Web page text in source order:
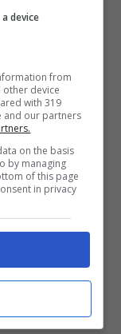
device
from
other device
with 319
and our partners
on the basis
by managing
of this page
in privacy